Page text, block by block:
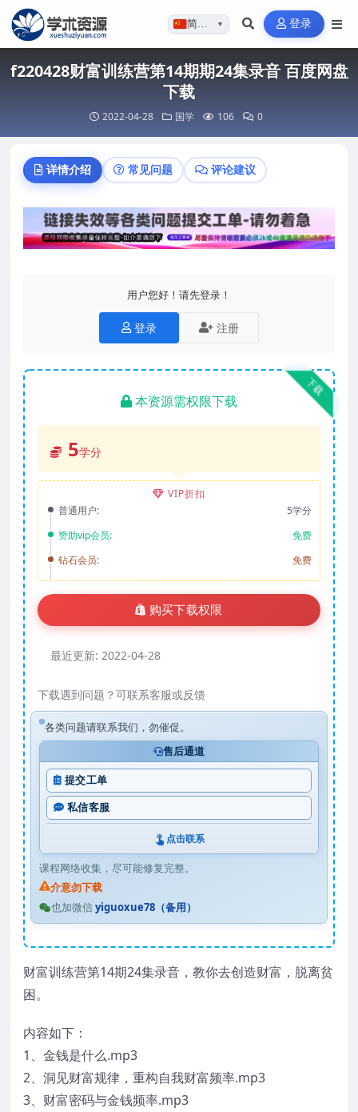
简体…▼ 登录
f220428财富训练营第14期期24集录音 百度网盘
下载
2022-04-28 国学 106 0
详情介绍 常见问题 评论建议
用户您好！请先登录！
登录 注册
下载
本资源需权限下载
5学分
VIP折扣
普通用户:
5学分
赞助vip会员:
免费
钻石会员:
免费
购买下载权限
最近更新: 2022-04-28
下载遇到问题？可联系客服或反馈
各类问题请联系我们，勿催促。
售后通道
提交工单
私信客服
点击联系
课程网络收集，尽可能修复完整。
介意勿下载
也加微信yiguoxue78（备用）
财富训练营第14期24集录音，教你去创造财富，脱离贫
困。
内容如下：
1、金钱是什么.mp3
2、洞见财富规律，重构自我财富频率.mp3
3、财富密码与金钱频率.mp3